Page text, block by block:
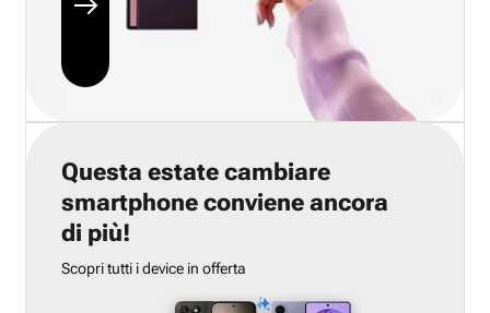
Questa estate cambiare
smartphone conviene ancora
di più!
Scopri tutti i device in offerta